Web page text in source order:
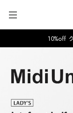
10%off